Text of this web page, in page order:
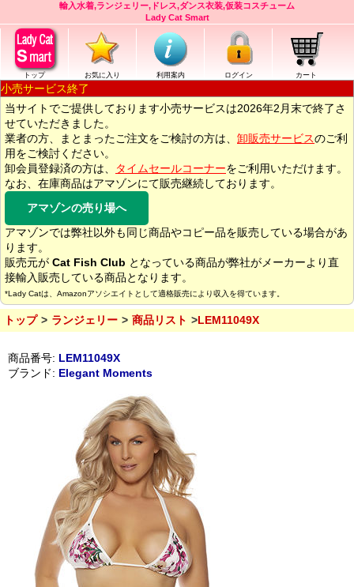
輸入水着,ランジェリー,ドレス,ダンス衣装,仮装コスチューム
Lady Cat Smart
トップ お気に入り 利用案内 ログイン カート
小売サービス終了
当サイトでご提供しております小売サービスは2026年2月末で終了さ
せていただきました。
業者の方、まとまったご注文をご検討の方は、 卸販売サービスのご利
用をご検討ください。
卸会員登録済の方は、
タイムセールコーナーをご利用いただけます。
なお、在庫商品はアマゾンにて販売継続しております。
アマゾンの売り場へ
アマゾンでは弊社以外も同じ商品やコピー品を販売している場合があ
ります。
販売元が Cat Fish Club となっている商品が弊社がメーカーより直
接輸入販売している商品となります。
*Lady Catは、Amazonアソシエイトとして適格販売により収入を得ています。
トップ ランジェリー 商品リスト LEM11049X
商品番号: LEM11049X
ブランド: Elegant Moments